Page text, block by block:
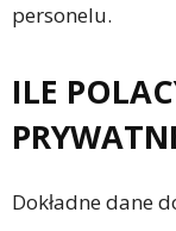
personelu.
ILE
Dokładne dane